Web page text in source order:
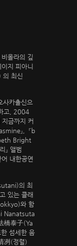
올라의 깊
지 피아니
최신
카출신으
고, 2004
금까지 커
』, 『b
Bright
』 앨범
내한공연
의 최
있는 클래
와 함
Nanatsuta
橋泰子(Ya
섬세한 음
冽(정렬)